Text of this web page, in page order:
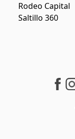
Rodeo Capital
Saltillo 360